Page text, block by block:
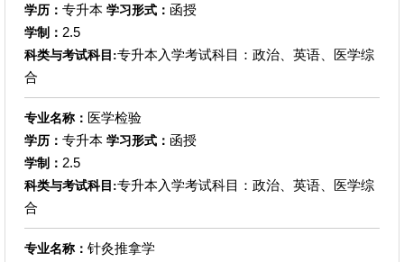
学历： 专升本 学习形式： 函授
学制： 2.5
科类与考试科目:专升本入学考试科目：政治、英语、医学综
合
专业名称： 医学检验
学历： 专升本 学习形式： 函授
学制： 2.5
科类与考试科目:专升本入学考试科目：政治、英语、医学综
合
专业名称： 针灸推拿学